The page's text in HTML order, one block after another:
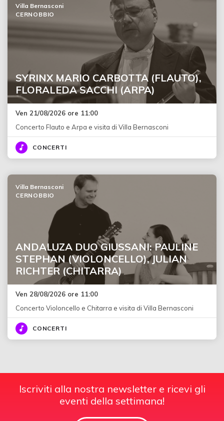
SYRINX MARIO CARBOTTA (FLAUTO),
FLORALEDA SACCHI (ARPA)
Villa Bernasconi
CERNOBBIO
Ven 21/08/2026 ore 11:00
Concerto Flauto e Arpa e visita di Villa Bernasconi
CONCERTI
ANDALUZA DUO GIUSSANI: PAULINE
STEPHAN (VIOLONCELLO), JULIAN
RICHTER (CHITARRA)
Villa Bernasconi
CERNOBBIO
Ven 28/08/2026 ore 11:00
Concerto Violoncello e Chitarra e visita di Villa Bernasconi
CONCERTI
Iscriviti alla nostra newsletter e ricevi gli
eventi della settimana!